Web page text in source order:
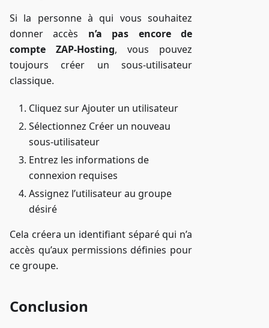
Si la personne à qui vous souhaitez
donner accès n’a pas encore de
compte ZAP-Hosting, vous pouvez
toujours créer un sous-utilisateur
classique.
Cliquez sur Ajouter un utilisateur
Sélectionnez Créer un nouveau
sous-utilisateur
Entrez les informations de
connexion requises
Assignez l’utilisateur au groupe
désiré
Cela créera un identifiant séparé qui n’a
accès qu’aux permissions définies pour
ce groupe.
Conclusion